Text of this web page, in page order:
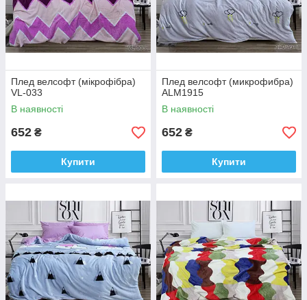
Плед велсофт (мікрофібра)
VL-033
В наявності
652 ₴
Купити
Плед велсофт (микрофибра)
ALM1915
В наявності
652 ₴
Купити